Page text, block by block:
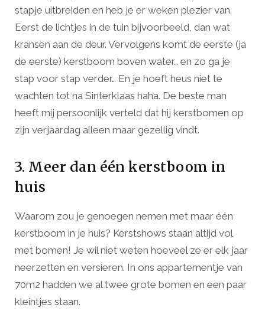
stapje uitbreiden en heb je er weken plezier van.
Eerst de lichtjes in de tuin bijvoorbeeld, dan wat
kransen aan de deur. Vervolgens komt de eerste (ja
de eerste) kerstboom boven water… en zo ga je
stap voor stap verder… En je hoeft heus niet te
wachten tot na Sinterklaas haha. De beste man
heeft mij persoonlijk verteld dat hij kerstbomen op
zijn verjaardag alleen maar gezellig vindt.
3. Meer dan één kerstboom in
huis
Waarom zou je genoegen nemen met maar één
kerstboom in je huis? Kerstshows staan altijd vol
met bomen! Je wil niet weten hoeveel ze er elk jaar
neerzetten en versieren. In ons appartementje van
70m2 hadden we al twee grote bomen en een paar
kleintjes staan.